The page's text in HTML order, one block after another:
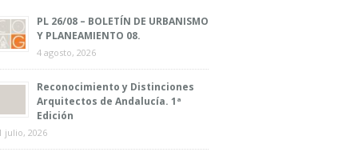
PL 26/08 – BOLETÍN DE URBANISMO
Y PLANEAMIENTO 08.
4 agosto, 2026
Reconocimiento y Distinciones
Arquitectos de Andalucía. 1ª
Edición
julio, 2026